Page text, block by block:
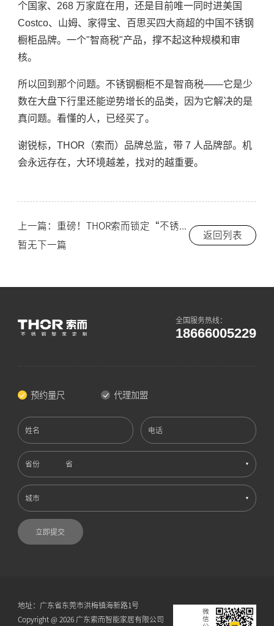
个国家、268 万家庭在用，还是目前唯一同时进美国
Costco、山姆、家得宝、百思买四大商超的中国不锈钢
橱柜品牌。一个"智商税"产品，撑不起这种规模和审
核。
所以回到那个问题。不锈钢橱柜不是智商税——它是少
数在大盘下行里还能逆势增长的品类，因为它解决的是
真问题。看懂的人，已经买了。
谢锐标，THOR（索而）品牌总监，带 7 人品牌部。机
会永远存在，大环境越差，找对的越重要。
暂无下一篇
返回列表
全国服务热线：
18666005229
预约量尺 代理加盟
姓名 电话
省份
城市
立即提交
地址：广东省东莞市洪梅镇海新路1号
Copyright @ 2026 广东索而智能家居有限公司